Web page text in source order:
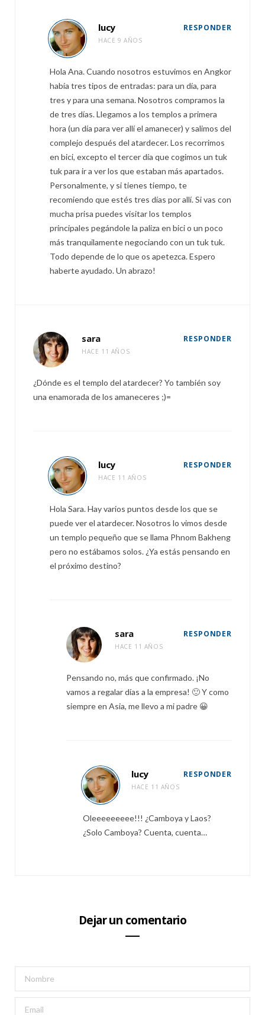
lucy
HACE 9 AÑOS
RESPONDER
Hola Ana. Cuando nosotros estuvimos en Angkor
había tres tipos de entradas: para un día, para
tres y para una semana. Nosotros compramos la
de tres días. Llegamos a los templos a primera
hora (un día para ver allí el amanecer) y salimos del
complejo después del atardecer. Los recorrimos
en bici, excepto el tercer día que cogimos un tuk
tuk para ir a ver los que estaban más apartados.
Personalmente, y si tienes tiempo, te
recomiendo que estés tres días por allí. Si vas con
mucha prisa puedes visitar los templos
principales pegándole la paliza en bici o un poco
más tranquilamente negociando con un tuk tuk.
Todo depende de lo que os apetezca. Espero
haberte ayudado. Un abrazo!
sara
HACE 11 AÑOS
RESPONDER
¿Dónde es el templo del atardecer? Yo también soy
una enamorada de los amaneceres ;)=
lucy
HACE 11 AÑOS
RESPONDER
Hola Sara. Hay varios puntos desde los que se
puede ver el atardecer. Nosotros lo vimos desde
un templo pequeño que se llama Phnom Bakheng
pero no estábamos solos. ¿Ya estás pensando en
el próximo destino?
sara
HACE 11 AÑOS
RESPONDER
Pensando no, más que confirmado. ¡No
vamos a regalar días a la empresa! 🙂 Y como
siempre en Asia, me llevo a mi padre 😀
lucy
HACE 11 AÑOS
RESPONDER
Oleeeeeeeee!!! ¿Camboya y Laos?
¿Solo Camboya? Cuenta, cuenta…
Dejar un comentario